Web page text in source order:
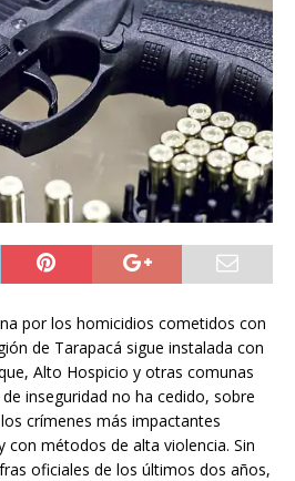
por los homicidios cometidos con
de Tarapacá sigue instalada con
Alto Hospicio y otras comunas
inseguridad no ha cedido, sobre
crímenes más impactantes
con métodos de alta violencia. Sin
oficiales de los últimos dos años,